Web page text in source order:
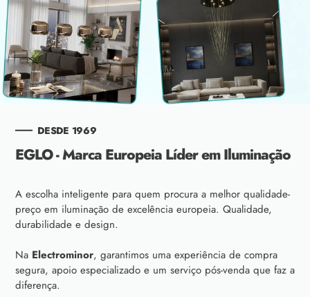
DESDE 1969
EGLO - Marca Europeia Líder em Iluminação
A escolha inteligente para quem procura a melhor qualidade-
preço em iluminação de excelência europeia. Qualidade,
durabilidade e design.
Na Electrominor, garantimos uma experiência de compra
segura, apoio especializado e um serviço pós-venda que faz a
diferença.